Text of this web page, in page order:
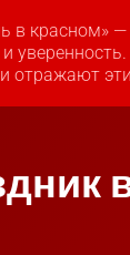
в красном» —
и
отражают